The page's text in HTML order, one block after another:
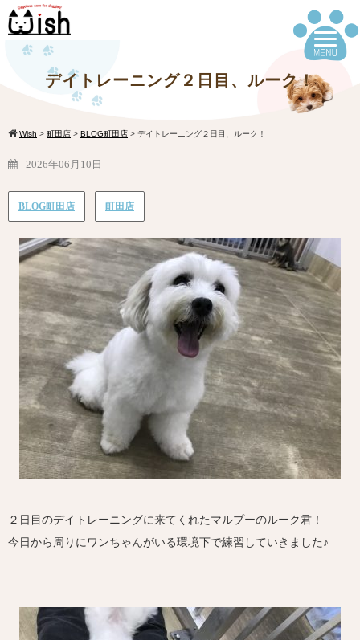
デイトレーニング２日目、ルーク！
Wish > 町田店 > BLOG町田店 > デイトレーニング２日目、ルーク！
2026年06月10日
BLOG町田店 町田店
２日目のデイトレーニングに来てくれたマルプーのルーク君！
今日から周りにワンちゃんがいる環境下で練習していきました♪